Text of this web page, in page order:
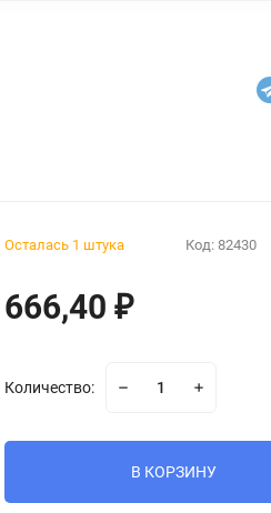
Код: 82430
Осталась 1 штука
666,40 ₽
Количество:
В КОРЗИНУ